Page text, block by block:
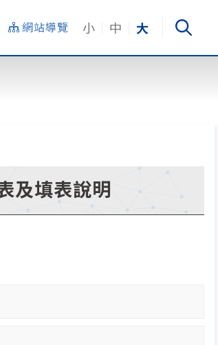
網站導覽 小 中 大
及填表說明